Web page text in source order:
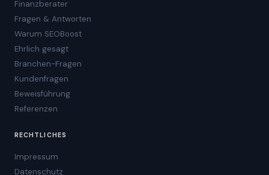
Finanzberater
Fragen & Antworten
Warum SEOBoost
Ehrlich gesagt
Branchen-Fragen
Kundenfragen
Beweisführung
Referenzen
RECHTLICHES
Impressum
Datenschutz